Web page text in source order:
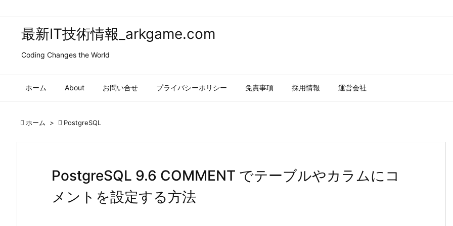
最新IT技術情報_arkgame.com
Coding Changes the World
ホーム About お問い合せ プライバシーポリシー 免責事項 採用情報 運営会社
 ホーム >  PostgreSQL
PostgreSQL 9.6 COMMENT でテーブルやカラムにコ
メントを設定する方法